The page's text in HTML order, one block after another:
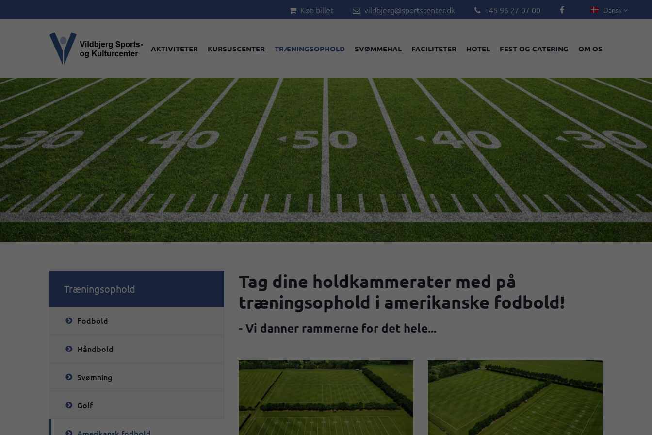
Dansk 

 +45 96 27 07 00
 vildbjerg@sportscenter.dk
 Køb billet
AKTIVITETER KURSUSCENTER TRÆNINGSOPHOLD SVØMMEHAL FACILITETER HOTEL FEST OG CATERING OM OS
Træningsophold
Fodbold
Håndbold
Svømning
Golf
Tag dine holdkammerater med på
træningsophold i amerikanske fodbold!
- Vi danner rammerne for det hele...